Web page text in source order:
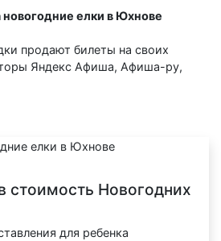
новогодние елки в Юхнове
продают билеты на своих
Яндекс Афиша, Афиша-ру,
стоимость Новогодних
для ребенка